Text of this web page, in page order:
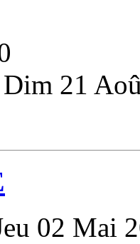
Dim 21
02 Mai